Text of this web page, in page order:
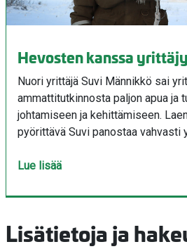
Hevosten kanssa
Nuori yrittäjä Suvi Männikkö sai
ammattitutkinnosta paljon apua ja
johtamiseen ja kehittämiseen.
pyörittävä Suvi panostaa vahvasti
Lue lisää
Lisätietoja ja